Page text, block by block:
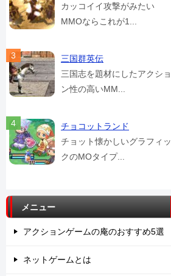
カッコイイ攻撃がみたい
MMOならこれが1...
三国群英伝
三国志を題材にしたアクショ
ン性の高いMM...
チョコットランド
チョット懐かしいグラフィッ
クのMOタイプ...
メニュー
アクションゲームの庵のおすすめ5選
ネットゲームとは